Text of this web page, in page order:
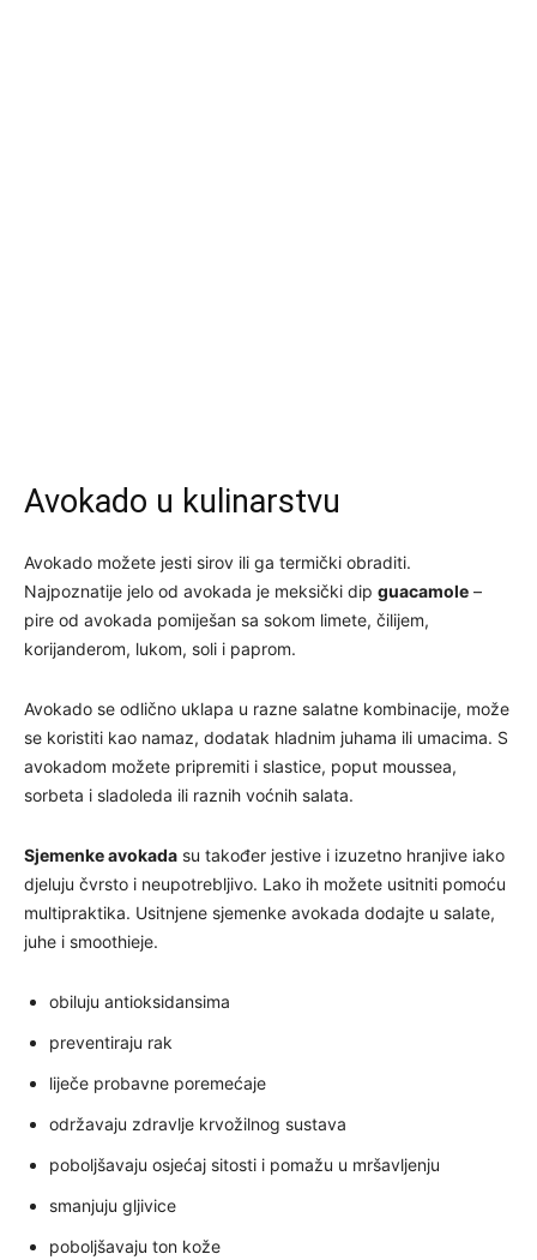
Avokado u kulinarstvu
Avokado možete jesti sirov ili ga termički obraditi.
Najpoznatije jelo od avokada je meksički dip guacamole –
pire od avokada pomiješan sa sokom limete, čilijem,
korijanderom, lukom, soli i paprom.
Avokado se odlično uklapa u razne salatne kombinacije, može
se koristiti kao namaz, dodatak hladnim juhama ili umacima. S
avokadom možete pripremiti i slastice, poput moussea,
sorbeta i sladoleda ili raznih voćnih salata.
Sjemenke avokada su također jestive i izuzetno hranjive iako
djeluju čvrsto i neupotrebljivo. Lako ih možete usitniti pomoću
multipraktika. Usitnjene sjemenke avokada dodajte u salate,
juhe i smoothieje.
obiluju antioksidansima
preventiraju rak
liječe probavne poremećaje
održavaju zdravlje krvožilnog sustava
poboljšavaju osjećaj sitosti i pomažu u mršavljenju
smanjuju gljivice
poboljšavaju ton kože